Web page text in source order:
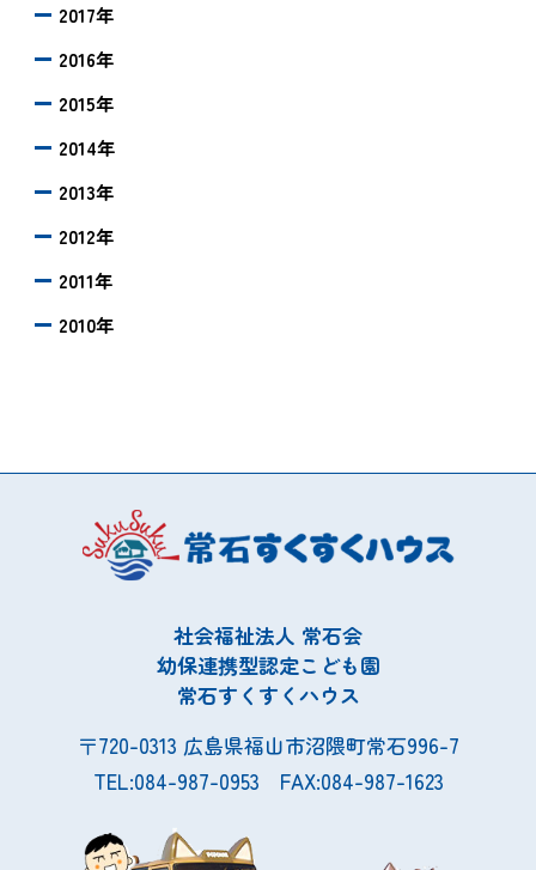
2017年
2016年
2015年
2014年
2013年
2012年
2011年
2010年
社会福祉法人 常石会
幼保連携型認定こども園
常石すくすくハウス
〒720-0313 広島県福山市沼隈町常石996-7
TEL:084-987-0953 FAX:084-987-1623